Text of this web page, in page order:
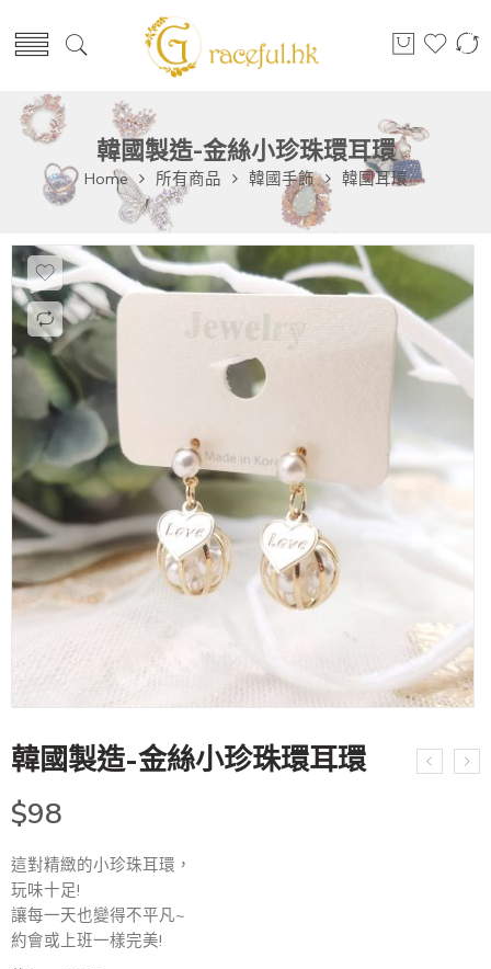
韓國製造-金絲小珍珠環耳環
Home 所有商品 韓國手飾 韓國耳環
韓國製造-金絲小珍珠環耳環
$98
這對精緻的小珍珠耳環，
玩味十足!
讓每一天也變得不平凡~
約會或上班一樣完美!